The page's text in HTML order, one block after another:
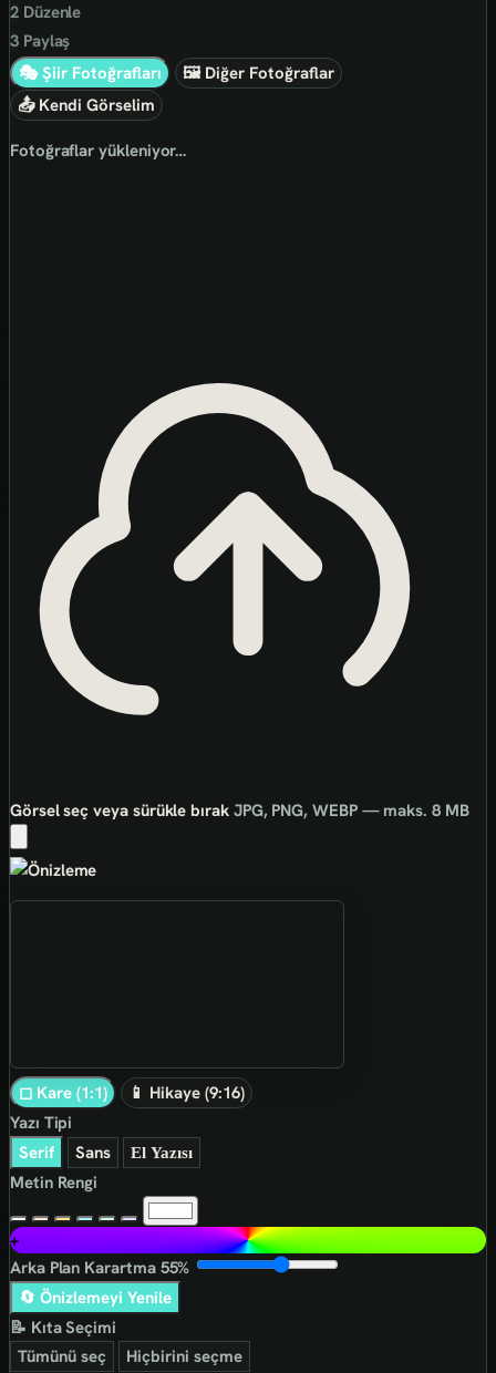
2Düzenle
3Paylaş
🎭 Şiir Fotoğrafları
🖼 Diğer Fotoğraflar
📤 Kendi Görselim
Fotoğraflar yükleniyor…
Görsel seç veya sürükle bırak JPG, PNG, WEBP — maks. 8 MB
◻ Kare (1:1)
📱 Hikaye (9:16)
Yazı Tipi
Serif
Sans El Yazısı
Metin Rengi
+
Arka Plan Karartma 55%
🔄 Önizlemeyi Yenile
📝 Kıta Seçimi
Tümünü seç
Hiçbirini seçme